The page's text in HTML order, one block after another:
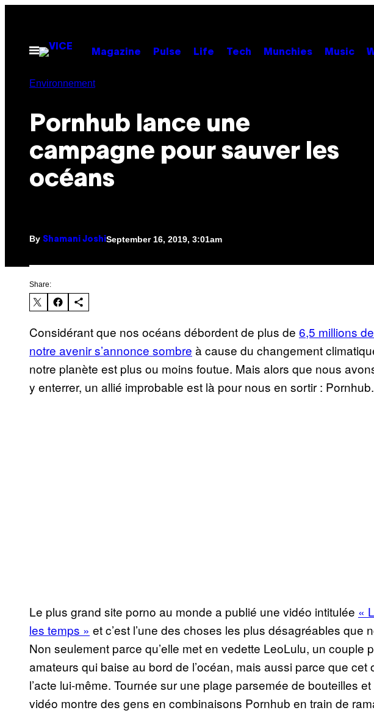
contentOpen
Menu
Magazine Pulse Life Tech Munchies Music
Environnement
Pornhub lance une
campagne pour sauver les
océans
By Shamani Joshi September 16, 2019, 3:01am
Share:
Considérant que nos océans débordent de plus de 6,5 millions
notre avenir s’annonce sombre à cause du changement
notre planète est plus ou moins foutue. Mais alors que nous
y enterrer, un allié improbable est là pour nous en sortir : Pornhub.
Le plus grand site porno au monde a publié une vidéo intitulée «
les temps » et c’est l’une des choses les plus désagréables que
Non seulement parce qu’elle met en vedette LeoLulu, un couple
amateurs qui baise au bord de l’océan, mais aussi parce que
l’acte lui-même. Tournée sur une plage parsemée de bouteilles
vidéo montre des gens en combinaisons Pornhub en train de